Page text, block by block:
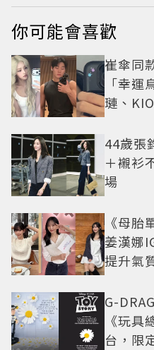
你可能會喜歡
崔傘同
「幸
璉、
44歲張
＋襯衫
場
《母胎
姜漢娜
提升氣
G-
《玩具
台，限